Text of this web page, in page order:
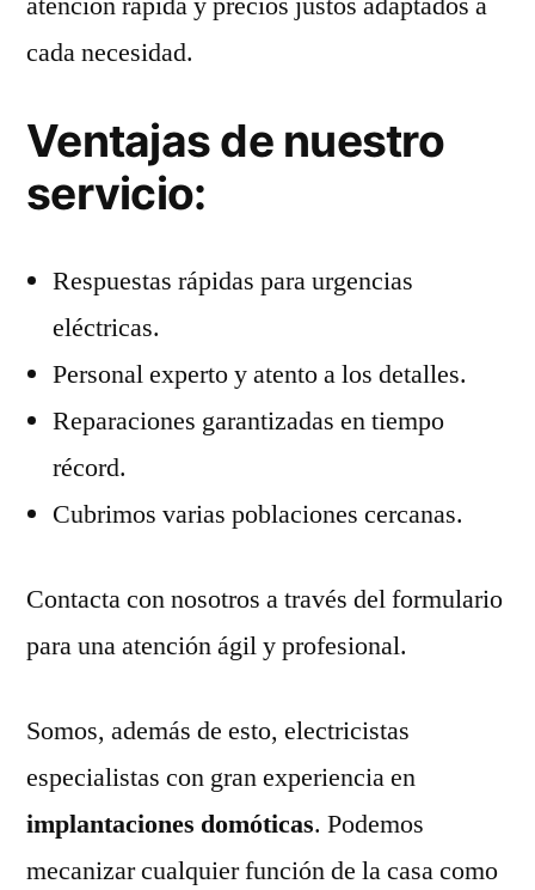
cada necesidad.
Ventajas de nuestro
servicio:
Respuestas rápidas para urgencias
eléctricas.
Personal experto y atento a los detalles.
Reparaciones garantizadas en tiempo
récord.
Cubrimos varias poblaciones cercanas.
Contacta con nosotros a través del formulario
para una atención ágil y profesional.
Somos, además de esto, electricistas
especialistas con gran experiencia en
implantaciones domóticas. Podemos
mecanizar cualquier función de la casa como